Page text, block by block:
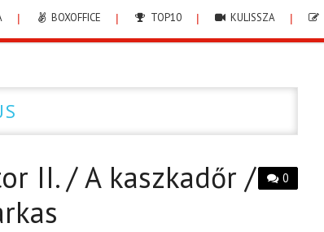
BOXOFFICE TOP10 KULISSZA
0
II. / A kaszkadőr /